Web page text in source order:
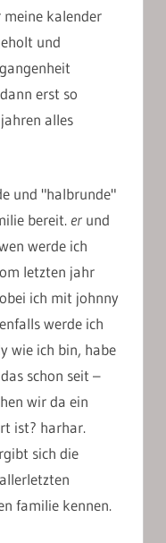
kalender
und
erst so
alles
und "halbrunde"
bereit. er und
werde ich
letzten jahr
ich mit johnny
werde ich
wie ich bin, habe
schon seit –
wir da ein
ist? harhar.
sich die
familie kennen.